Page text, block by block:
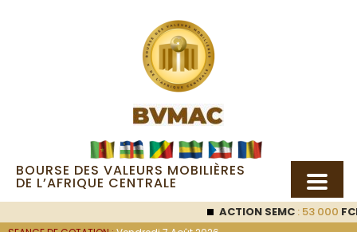
BOURSE DES VALEURS MOBILIÈRES
DE L’AFRIQUE CENTRALE
ACTION SEMC: 53 000